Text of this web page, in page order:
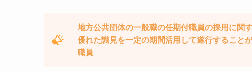
地方公共団体の一般職の任期付職員の採用に関
優れた識見を一定の期間活用して遂行すること
職員